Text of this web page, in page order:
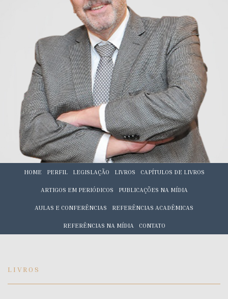
HOME PERFIL LEGISLAÇÃO LIVROS CAPÍTULOS DE LIVROS
ARTIGOS EM PERIÓDICOS PUBLICAÇÕES NA MÍDIA
AULAS E CONFERÊNCIAS REFERÊNCIAS ACADÊMICAS
REFERÊNCIAS NA MÍDIA CONTATO
LIVROS